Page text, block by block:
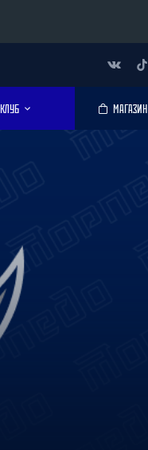
КЛУБ МАГАЗИН